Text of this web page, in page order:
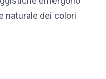
naturale dei colori